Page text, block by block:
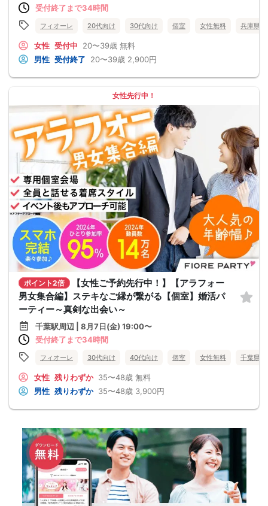
受付終了まで34時間
フィオーレ 20代向け 30代向け 個室 女性無料 兵庫県
女性 受付中 20〜39歳 無料
男性 受付終了 20〜39歳 2,900円
女性先行中！
ポイント2倍
【女性ご予約先行中！】【アラフォー
男女集合編】ステキなご縁が繋がる【個室】婚活パ
ーティー～真剣な出会い～
千葉駅周辺 | 8月7日(金) 19:00〜
受付終了まで34時間
フィオーレ 30代向け 40代向け 個室 女性無料 千葉県
女性 残りわずか 35〜48歳 無料
男性 残りわずか 35〜48歳 3,900円